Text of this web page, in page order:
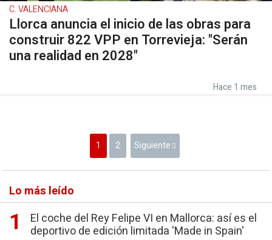
C. VALENCIANA
Llorca anuncia el inicio de las obras para
construir 822 VPP en Torrevieja: "Serán
una realidad en 2028"
Hace 1 mes
1 2 Siguiente
Lo más leído
El coche del Rey Felipe VI en Mallorca: así es el
deportivo de edición limitada 'Made in Spain'